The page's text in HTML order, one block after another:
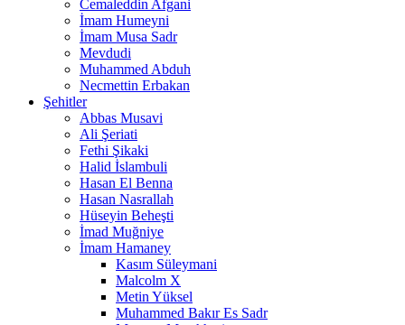
Cemaleddin Afgani
İmam Humeyni
İmam Musa Sadr
Mevdudi
Muhammed Abduh
Necmettin Erbakan
Şehitler
Abbas Musavi
Ali Şeriati
Fethi Şikaki
Halid İslambuli
Hasan El Benna
Hasan Nasrallah
Hüseyin Beheşti
İmad Muğniye
İmam Hamaney
Kasım Süleymani
Malcolm X
Metin Yüksel
Muhammed Bakır Es Sadr